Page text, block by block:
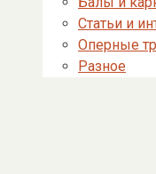
Статьи и
Оперные
Разное